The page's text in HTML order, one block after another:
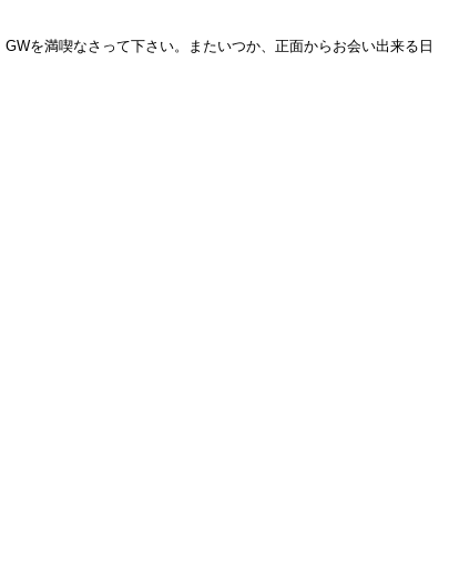
を満喫なさって下さい。またいつか、正面からお会い出来る日